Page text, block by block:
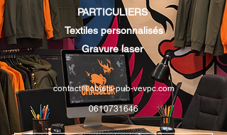
PARTICULIERS
Textiles personnalisés
Gravure laser
contact@objets-pub-vevpc.com
0610731646